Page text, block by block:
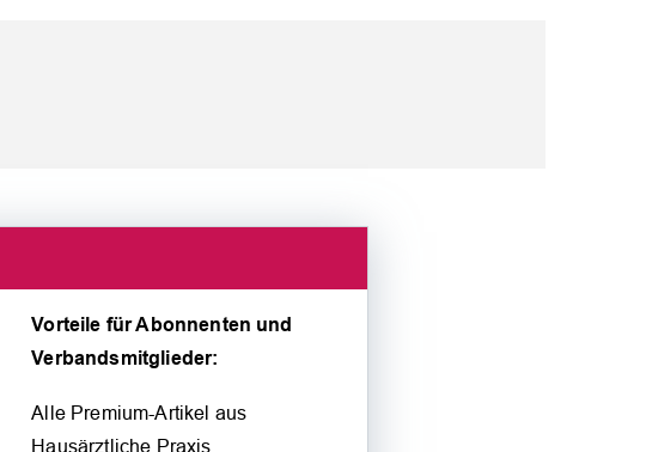
Vorteile für Abonnenten und
Verbandsmitglieder:
Alle Premium-Artikel aus
Hausärztliche Praxis